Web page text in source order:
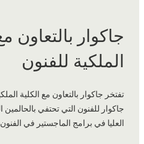
جاكوار بالتعاون
الملكية للفنون
تفتخر جاكوار بالتعاون مع الكلية
جاكوار للفنون التي تحتفي
العليا في برامج الماجستير في